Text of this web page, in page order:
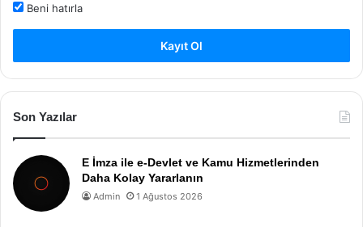
Beni hatırla
Kayıt Ol
Son Yazılar
E İmza ile e-Devlet ve Kamu Hizmetlerinden
Daha Kolay Yararlanın
Admin 1 Ağustos 2026